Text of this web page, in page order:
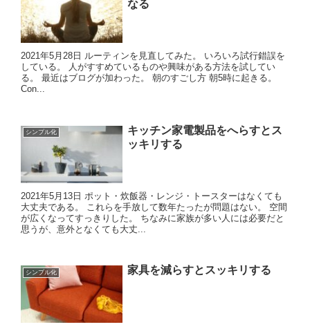
なる
2021年5月28日 ルーティンを見直してみた。 いろいろ試行錯誤を
している。 人がすすめているものや興味がある方法を試してい
る。 最近はブログが加わった。 朝のすごし方 朝5時に起きる。
Con...
シンプル化
キッチン家電製品をへらすとス
ッキリする
2021年5月13日 ポット・炊飯器・レンジ・トースターはなくても
大丈夫である。 これらを手放して数年たったが問題はない。 空間
が広くなってすっきりした。 ちなみに家族が多い人には必要だと
思うが、意外となくても大丈...
シンプル化 家具を減らすとスッキリする